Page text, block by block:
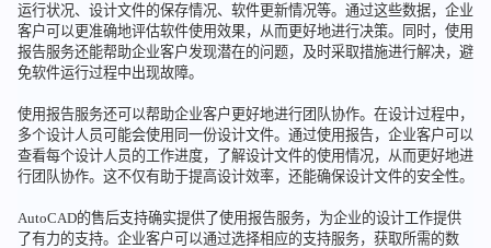
运行状况、设计文件的保存情况、软件更新情况等。通过这些数据，企业
客户可以更准确地评估软件使用效果，从而更好地进行决策。同时，使用
报告服务还能帮助企业客户发现潜在的问题，及时采取措施进行解决，避
免软件运行过程中出现故障。
使用报告服务还可以帮助企业客户更好地进行团队协作。在设计过程中，
多个设计人员可能会使用同一份设计文件。通过使用报告，企业客户可以
查看每个设计人员的工作进度，了解设计文件的使用情况，从而更好地进
行团队协作。这不仅有助于提高设计效率，还能确保设计文件的安全性。
AutoCAD的售后支持确实提供了使用报告服务，为企业的设计工作提供
了有力的支持。企业客户可以通过选择相应的支持服务，获取所需的数